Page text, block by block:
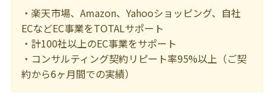
・楽天市場、Amazon、Yahooショッピング、自社
ECなどEC事業をTOTALサポート
・計100社以上のEC事業をサポート
・コンサルティング契約リピート率95%以上（ご契
約から6ヶ月間での実績）